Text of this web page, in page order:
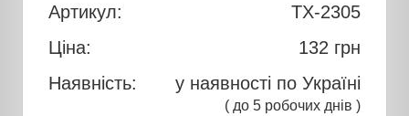
Артикул:
TX-2305
Ціна:
132 грн
Наявність:
у наявності по Україні
( до 5 робочих днів )